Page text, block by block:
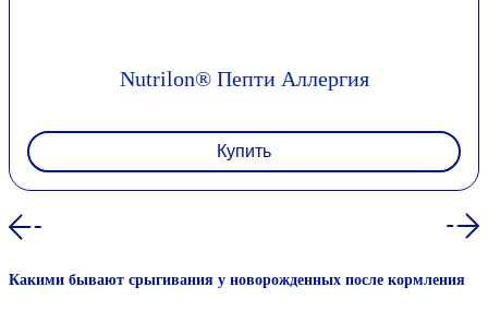
Nutrilon® Пепти Аллергия
Купить
Какими бывают срыгивания у новорожденных после кормления